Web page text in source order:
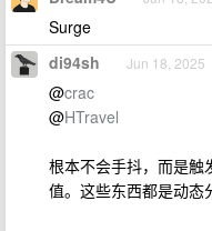
Surge
di94sh Jun 18, 2025
@crac
@HTravel
根本不会手抖，而是触
值。这些东西都是动态